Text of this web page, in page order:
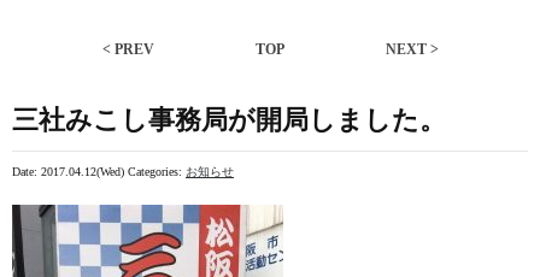
< PREV TOP NEXT >
三社みこし事務局が開局しました。
Date: 2017.04.12(Wed) Categories: お知らせ